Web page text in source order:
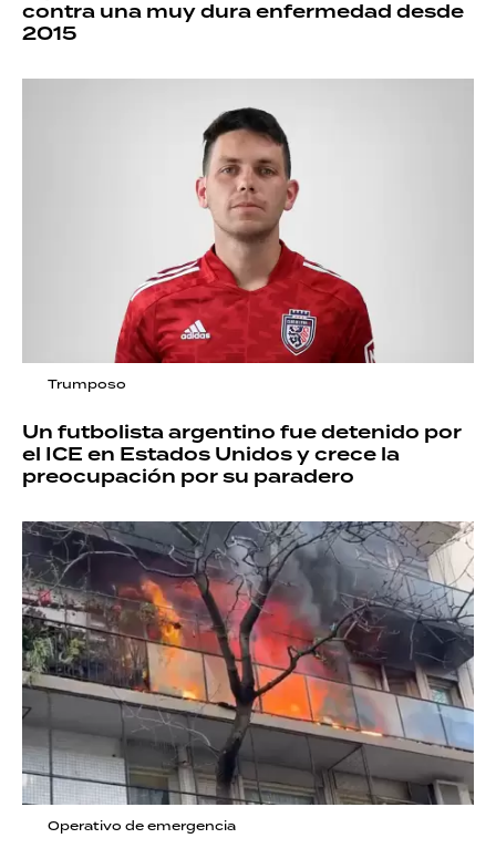
contra una muy dura enfermedad desde
2015
Trumposo
Un futbolista argentino fue detenido por
el ICE en Estados Unidos y crece la
preocupación por su paradero
Operativo de emergencia